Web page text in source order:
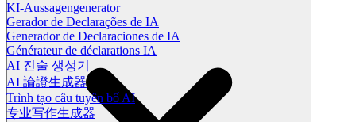
KI-Aussagengenerator
Gerador de Declarações de IA
Generador de Declaraciones de IA
Générateur de déclarations IA
AI 진술 생성기
AI 論證生成器
Trình tạo câu tuyên bố AI
专业写作生成器